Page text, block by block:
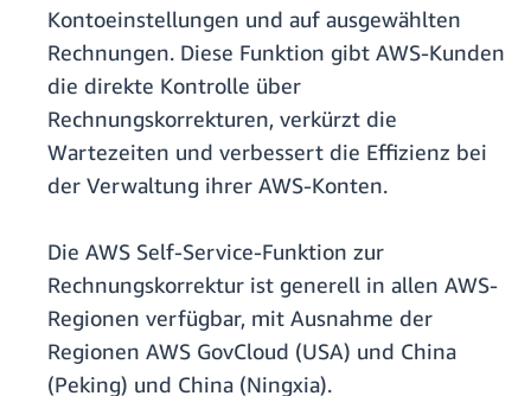
Kontoeinstellungen und auf ausgewählten
Rechnungen. Diese Funktion gibt AWS-Kunden
die direkte Kontrolle über
Rechnungskorrekturen, verkürzt die
Wartezeiten und verbessert die Effizienz bei
der Verwaltung ihrer AWS-Konten.
Die AWS Self-Service-Funktion zur
Rechnungskorrektur ist generell in allen AWS-
Regionen verfügbar, mit Ausnahme der
Regionen AWS GovCloud (USA) und China
(Peking) und China (Ningxia).